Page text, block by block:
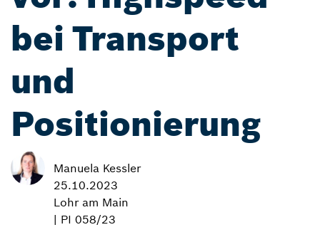
bei Transport
und
Positionierung
Manuela Kessler
25.10.2023
Lohr am Main
| PI 058/23